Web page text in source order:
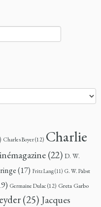
Charles Boyer(12) Charlie
(22) D. W.
(17) Fritz Lang(11) G. W. Pabst
Germaine Dulac (12) Greta Garbo
(25) Jacques